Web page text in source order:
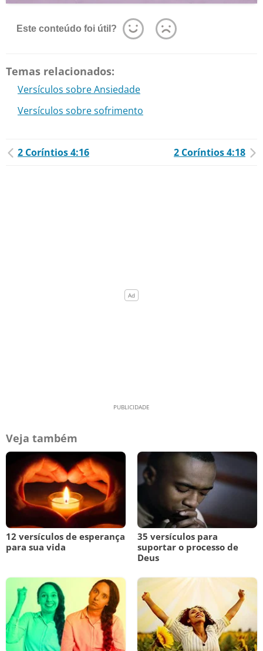
Este conteúdo foi útil?
Temas relacionados:
Versículos sobre Ansiedade
Versículos sobre sofrimento
2 Coríntios 4:16 2 Coríntios 4:18
Veja também
12 versículos de esperança
para sua vida
35 versículos para
suportar o processo de
Deus